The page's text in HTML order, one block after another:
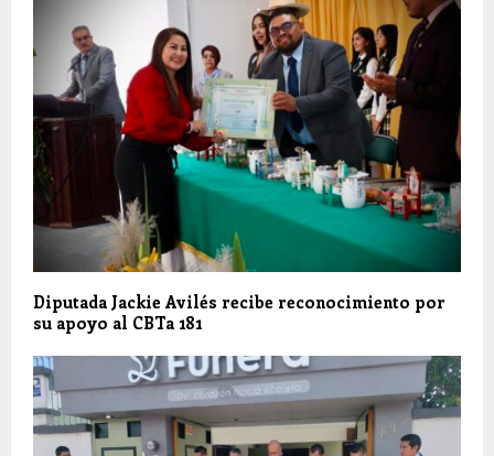
Diputada Jackie Avilés recibe reconocimiento por
su apoyo al CBTa 181